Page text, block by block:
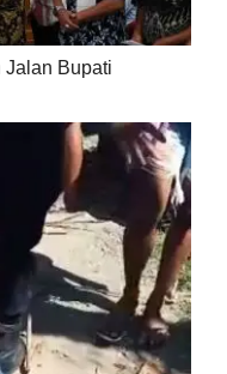
Jalan Bupati